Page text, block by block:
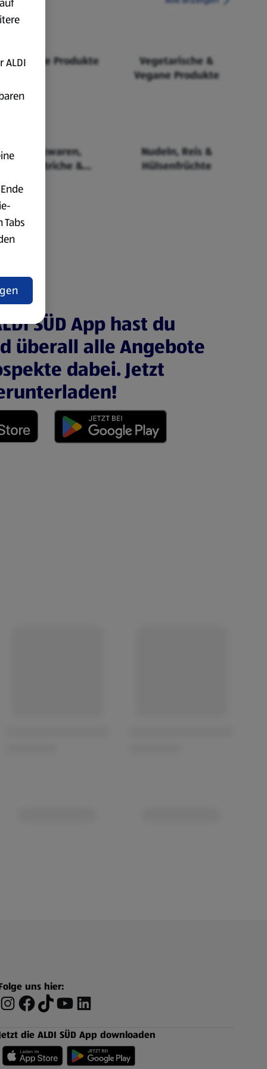
Fairtrade Produkte
Vegetarische &
Vegane Produkte
Backwaren,
Aufstriche &
Nudeln, Reis &
Hülsenfrüchte
SÜD App hast du
überall alle Angebote
dabei. Jetzt
uns hier:
die ALDI SÜD App downloaden
ALDI